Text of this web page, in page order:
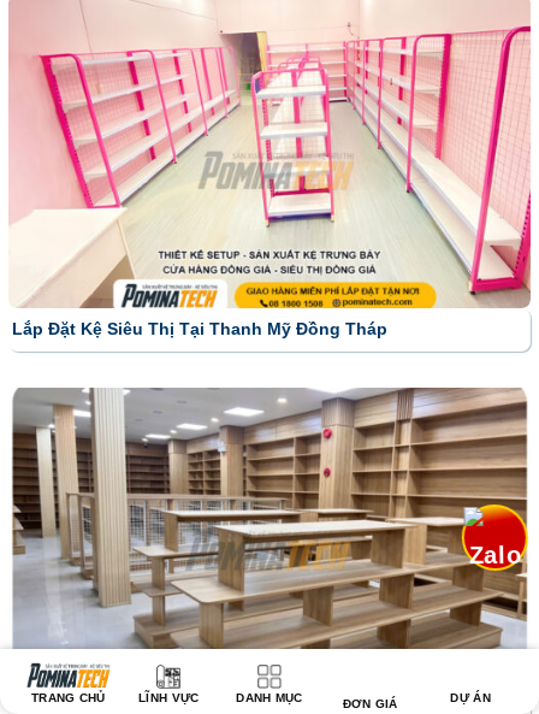
Lắp Đặt Kệ Siêu Thị Tại Thanh Mỹ Đồng Tháp
TRANG CHỦ LĨNH VỰC DANH MỤC ĐƠN GIÁ DỰ ÁN